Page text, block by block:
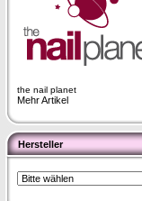
the nail planet
Mehr Artikel
Hersteller